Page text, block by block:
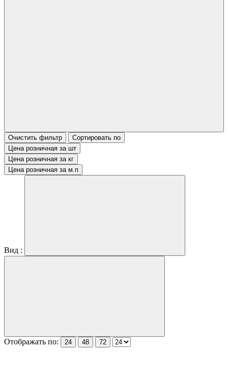
Очистить фильтр
Сортировать по
Цена розничная за шт
Цена розничная за кг
Цена розничная за м.п
Вид :
Отображать по: 24 48 72